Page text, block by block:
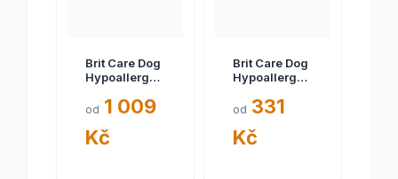
Brit Care Dog
Hypoallergenic
12 kg
od 1 009
Kč
Brit Care Dog
Hypoallergenic
Breed 3 kg
od 331
Kč